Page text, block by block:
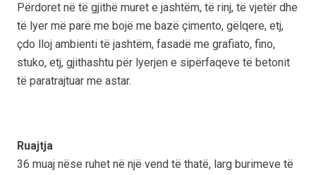
Përdoret në të gjithë muret e jashtëm, të rinj, të vjetër dhe
të lyer më parë me bojë me bazë çimento, gëlqere, etj,
çdo lloj ambienti të jashtëm, fasadë me grafiato, fino,
stuko, etj, gjithashtu për lyerjen e sipërfaqeve të betonit
të paratrajtuar me astar.
Ruajtja
36 muaj nëse ruhet në një vend të thatë, larg burimeve të